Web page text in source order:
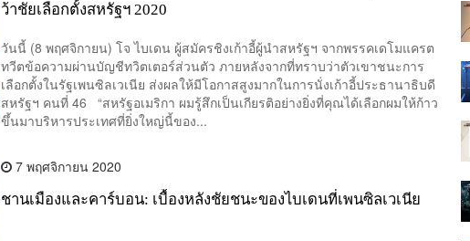
ว้าชัยเลือกตั้งสหรัฐฯ 2020
วันนี้ (8 พฤศจิกายน) โจ ไบเดน ผู้สมัครชิงเก้าอี้ผู้นำสหรัฐฯ จากพรรคเดโมแครต
ทวีตข้อความผ่านบัญชีทวิตเตอร์ส่วนตัว ภายหลังจากที่ทราบว่าตัวเขาชนะการ
เลือกตั้งในรัฐเพนซิลเวเนีย ส่งผลให้มีโอกาสสูงมากในการนั่งเก้าอี้ประธานาธิบดี
สหรัฐฯ คนที่ 46 “สหรัฐอเมริกา ผมรู้สึกเป็นเกียรติอย่างยิ่งที่คุณได้เลือกผมให้ก้าว
ขึ้นมาบริหารประเทศที่ยิ่งใหญ่นี้ของ...
7 พฤศจิกายน 2020
ชานเมืองและคาร์บอน: เบื้องหลังชัยชนะของไบเดนที่เพนซิลเวเนีย